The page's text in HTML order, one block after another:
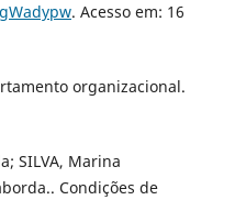
. Acesso em: 16
organizacional.
SILVA, Marina
Condições de